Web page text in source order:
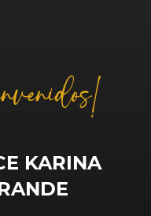
KARINA